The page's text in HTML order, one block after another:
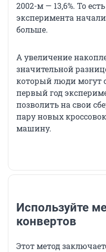
2002-м — 13,6%. То
эксперимента
больше.
А увеличение
значительной
который люди могут
первый год
позволить на свои
пару новых
машину.
Используйте
конвертов
Этот метод